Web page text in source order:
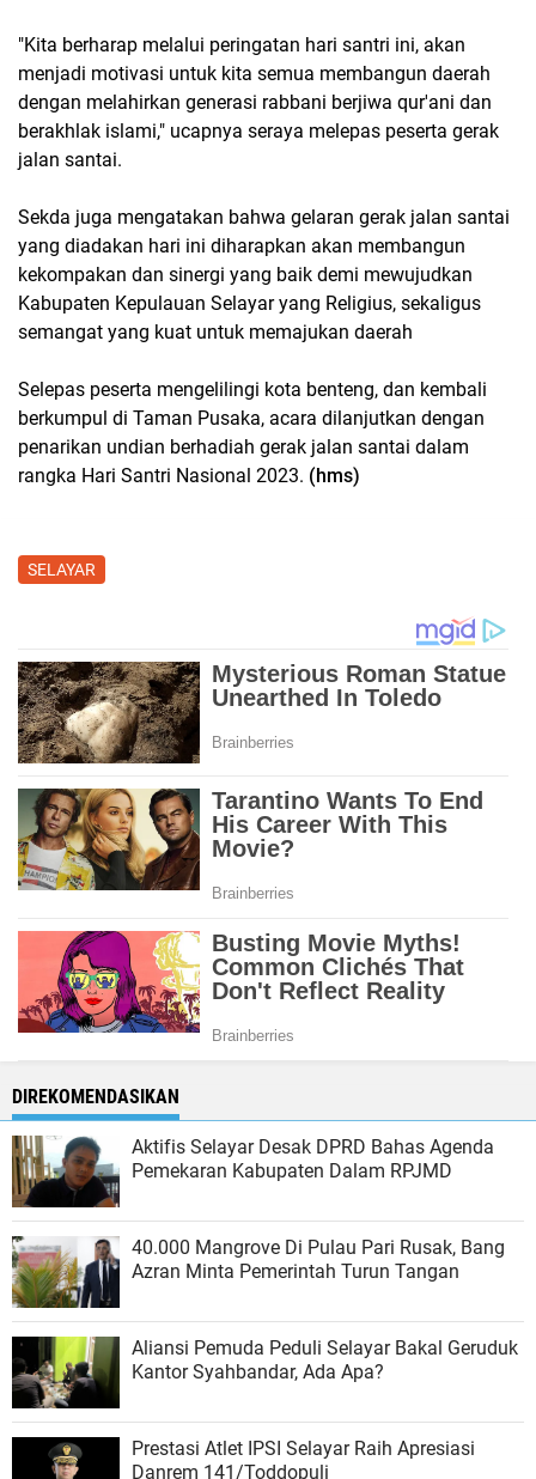
"Kita berharap melalui peringatan hari santri ini, akan
menjadi motivasi untuk kita semua membangun daerah
dengan melahirkan generasi rabbani berjiwa qur'ani dan
berakhlak islami," ucapnya seraya melepas peserta gerak
jalan santai.
Sekda juga mengatakan bahwa gelaran gerak jalan santai
yang diadakan hari ini diharapkan akan membangun
kekompakan dan sinergi yang baik demi mewujudkan
Kabupaten Kepulauan Selayar yang Religius, sekaligus
semangat yang kuat untuk memajukan daerah
Selepas peserta mengelilingi kota benteng, dan kembali
berkumpul di Taman Pusaka, acara dilanjutkan dengan
penarikan undian berhadiah gerak jalan santai dalam
rangka Hari Santri Nasional 2023. (hms)
SELAYAR
DIREKOMENDASIKAN
Aktifis Selayar Desak DPRD Bahas Agenda
Pemekaran Kabupaten Dalam RPJMD
40.000 Mangrove Di Pulau Pari Rusak, Bang
Azran Minta Pemerintah Turun Tangan
Aliansi Pemuda Peduli Selayar Bakal Geruduk
Kantor Syahbandar, Ada Apa?
Prestasi Atlet IPSI Selayar Raih Apresiasi
Danrem 141/Toddopuli